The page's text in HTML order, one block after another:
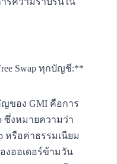
Swap ทุกบัญชี:**
ของ GMI คือการ
ซึ่งหมายความว่า
หรือค่าธรรมเนียม
งออเดอร์ข้ามวัน